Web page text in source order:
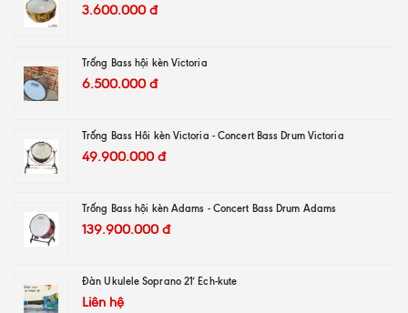
3.600.000đ
Trống Bass hội kèn Victoria
6.500.000đ
Trống Bass Hôi kèn Victoria - Concert Bass Drum Victoria
49.900.000đ
Trống Bass hội kèn Adams - Concert Bass Drum Adams
139.900.000đ
Đàn Ukulele Soprano 21′ Ech-kute
Liên hệ